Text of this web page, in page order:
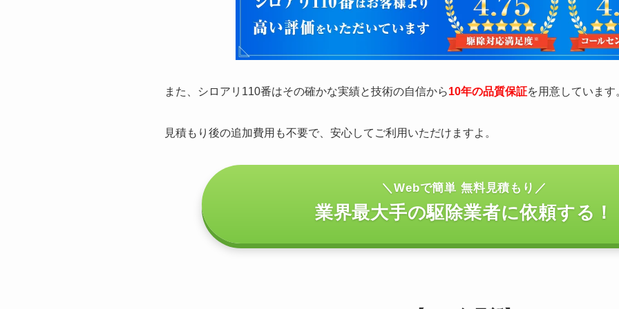
また、シロアリ110番はその確かな実績と技術の自信から10年の品質保証を用意しています
見積もり後の追加費用も不要で、安心してご利用いただけますよ。
＼Webで簡単 無料見積もり／
業界最大手の駆除業者に依頼する！